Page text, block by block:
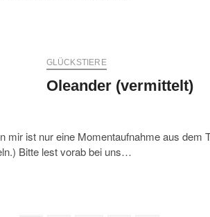
GLÜCKSTIERE
Oleander (vermittelt)
ist nur eine Momentaufnahme aus dem
Bitte lest vorab bei uns…